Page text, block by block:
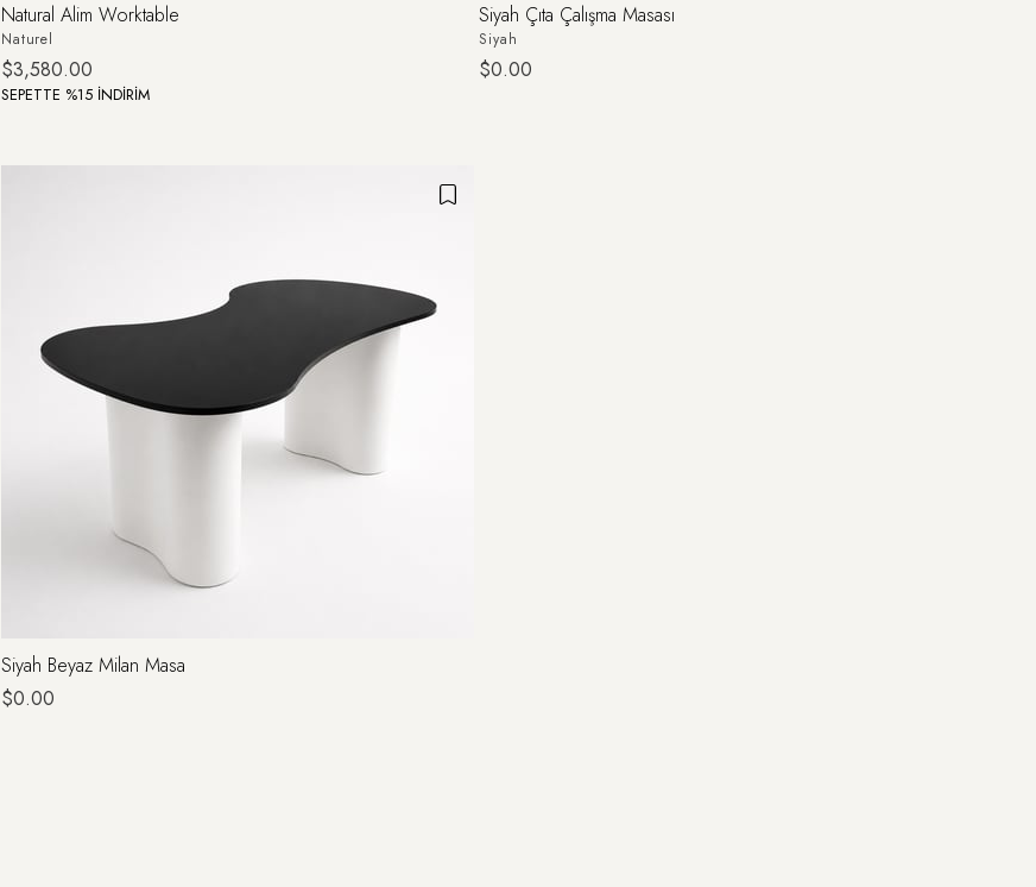
Natural Alim Worktable
Naturel
$3,580.00
SEPETTE %15 İNDİRİM
Siyah Çıta Çalışma Masası
Siyah
$0.00
Siyah Beyaz Milan Masa
$0.00